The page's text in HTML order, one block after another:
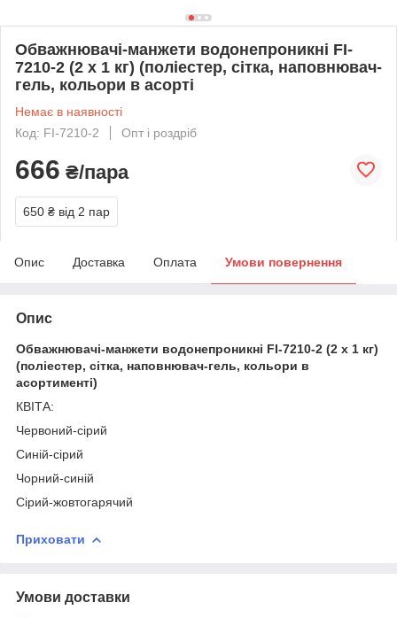
Обважнювачі-манжети водонепроникні FI-
7210-2 (2 x 1 кг) (поліестер, сітка, наповнювач-
гель, кольори в асорті
Немає в наявності
Код: FI-7210-2
Опт і роздріб
666 ₴/пара
650 ₴ від 2 пар
Опис Доставка Оплата Умови повернення
Опис
Обважнювачі-манжети водонепроникні FI-7210-2 (2 x 1 кг)
(поліестер, сітка, наповнювач-гель, кольори в
асортименті)
КВІТА:
Червоний-сірий
Синій-сірий
Чорний-синій
Сірий-жовтогарячий
Приховати
Умови доставки